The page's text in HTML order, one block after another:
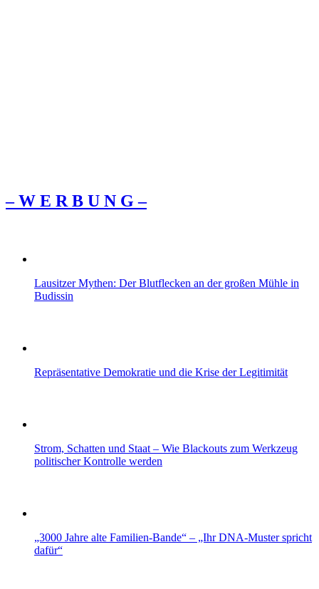
– W Ε R Β U Ν G –
Lausitzer Mythen: Der Blutflecken an der großen Mühle in
Budissin
Repräsentative Demokratie und die Krise der Legitimität
Strom, Schatten und Staat – Wie Blackouts zum Werkzeug
politischer Kontrolle werden
„3000 Jahre alte Familien-Bande“ – „Ihr DNA-Muster spricht
dafür“